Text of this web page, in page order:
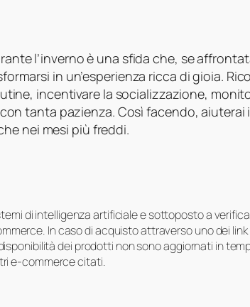
l’inverno è una sfida che, se
in un’esperienza ricca di gioia.
incentivare la socializzazione,
tanta pazienza. Così facendo, aiuterai
nei mesi più freddi.
di intelligenza artificiale e sottoposto a
In caso di acquisto attraverso uno dei
dei prodotti non sono aggiornati in
e-commerce citati.